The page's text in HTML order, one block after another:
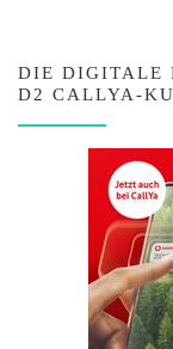
DIE DIGITALE
D2 CALLYA-